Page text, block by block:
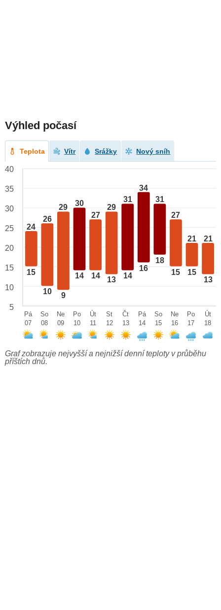
Výhled počasí
Teplota Vítr Srážky Nový sníh
24
15
26
10
29
9
30
14
27
14
29
13
31
14
34
16
31
18
27
15
21
15
21
13
40
35
30
25
20
15
10
5
Pá
07
So
08
Ne
09
Po
10
Út
11
St
12
Čt
13
Pá
14
So
15
Ne
16
Po
17
Út
18
Graf zobrazuje nejvyšší a nejnižší denní teploty v průběhu
příštích dnů.